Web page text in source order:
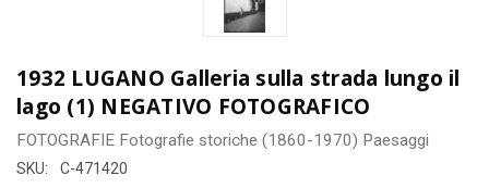
1932 LUGANO Galleria sulla strada lungo il
lago (1) NEGATIVO FOTOGRAFICO
FOTOGRAFIE Fotografie storiche (1860-1970) Paesaggi
SKU: C-471420